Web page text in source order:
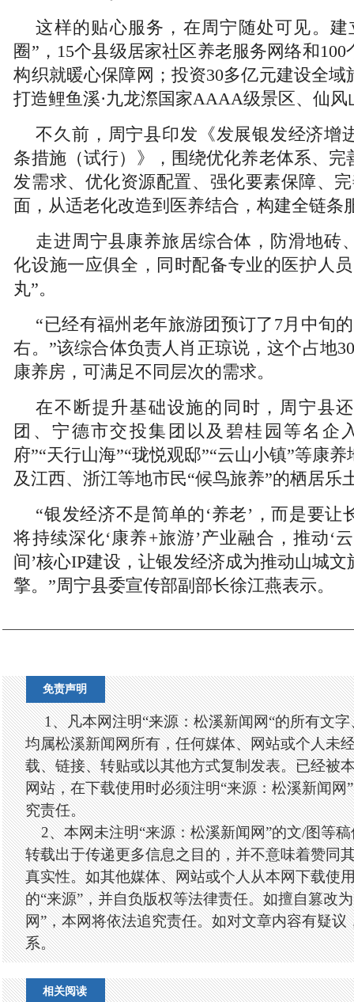
这样的贴心服务，在周宁随处可见。
圈”，15个县级居家社区养老服务网络和
构织就暖心保障网；投资30多亿元建设全域
打造鲤鱼溪·九龙漈国家AAAA级景区、仙
不久前，周宁县印发《发展银发经济增
条措施（试行）》，围绕优化养老体系、完
发需求、优化资源配置、强化要素保障、
面，从适老化改造到医养结合，构建全链条
走进周宁县康养旅居综合体，防滑地砖
化设施一应俱全，同时配备专业的医护人
丸”。
“已经有福州老年旅游团预订了7月中旬
右。”该综合体负责人肖正琼说，这个占地
康养房，可满足不同层次的需求。
在不断提升基础设施的同时，周宁县
团、宁德市交投集团以及碧桂园等名企
府”“天行山海”“珑悦观邸”“云山小镇”等康
及江西、浙江等地市民“候鸟旅养”的栖居乐
“银发经济不是简单的‘养老’，而是要让
将持续深化‘康养+旅游’产业融合，推动‘
间’核心IP建设，让银发经济成为推动山城
擎。”周宁县委宣传部副部长徐江燕表示。
免责声明
1、凡本网注明“来源：松溪新闻网“的所有文
均属松溪新闻网所有，任何媒体、网站或个人未
载、链接、转贴或以其他方式复制发表。已经被
网站，在下载使用时必须注明“来源：松溪新闻网
究责任。
2、本网未注明“来源：松溪新闻网”的文/图等稿
转载出于传递更多信息之目的，并不意味着赞同
真实性。如其他媒体、网站或个人从本网下载使
的“来源”，并自负版权等法律责任。如擅自篡改
网”，本网将依法追究责任。如对文章内容有疑议
系。
相关阅读